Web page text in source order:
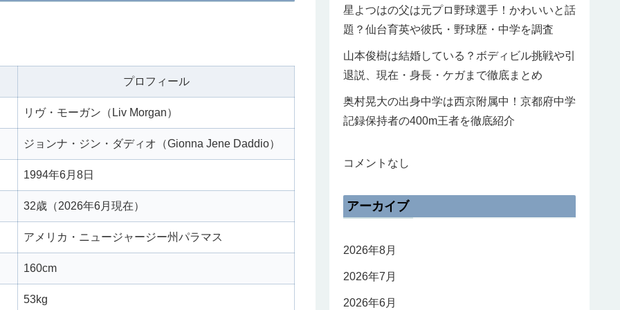
プロフィール
リヴ・モーガン（Liv Morgan）
ジョンナ・ジン・ダディオ（Gionna Jene Daddio）
1994年6月8日
32歳（2026年6月現在）
アメリカ・ニュージャージー州パラマス
160cm
53kg
星よつはの父は元プロ野球選手！かわいいと話
題？仙台育英や彼氏・野球歴・中学を調査
山本俊樹は結婚している？ボディビル挑戦や引
退説、現在・身長・ケガまで徹底まとめ
奥村晃大の出身中学は西京附属中！京都府中学
記録保持者の400m王者を徹底紹介
コメントなし
アーカイブ
2026年8月
2026年7月
2026年6月